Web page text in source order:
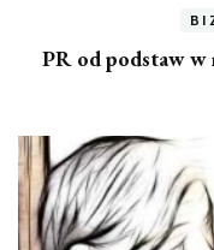
PR od podstaw w